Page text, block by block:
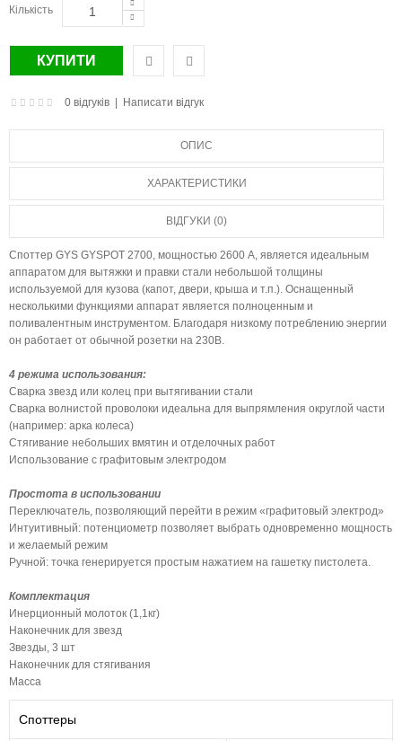
Кількість
0 відгуків Написати відгук
ОПИС
ХАРАКТЕРИСТИКИ
ВІДГУКИ (0)
Споттер GYS GYSPOT 2700, мощностью 2600 A, является идеальным
аппаратом для вытяжки и правки стали небольшой толщины
используемой для кузова (капот, двери, крыша и т.п.). Оснащенный
несколькими функциями аппарат является полноценным и
поливалентным инструментом. Благодаря низкому потреблению энергии
он работает от обычной розетки на 230В.
4 режима использования:
Сварка звезд или колец при вытягивании стали
Сварка волнистой проволоки идеальна для выпрямления округлой части
(например: арка колеса)
Стягивание небольших вмятин и отделочных работ
Использование с графитовым электродом
Простота в использовании
Переключатель, позволяющий перейти в режим «графитовый электрод»
Интуитивный: потенциометр позволяет выбрать одновременно мощность
и желаемый режим
Ручной: точка генерируется простым нажатием на гашетку пистолета.
Комплектация
Инерционный молоток (1,1кг)
Наконечник для звезд
Звезды, 3 шт
Наконечник для стягивания
Масса
Споттеры